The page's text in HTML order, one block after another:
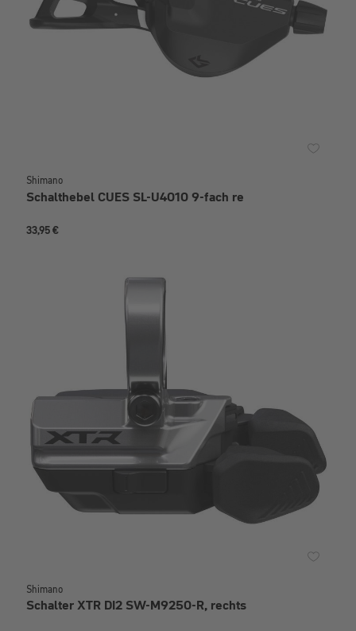
Shimano
Schalthebel CUES SL-U4010 9-fach re
33,95 €
Shimano
Schalter XTR DI2 SW-M9250-R, rechts